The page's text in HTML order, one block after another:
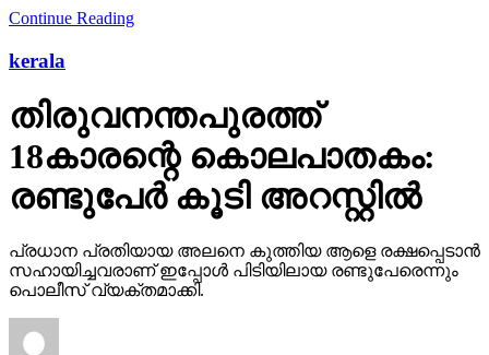
Continue Reading
kerala
തിരുവനന്തപുരത്ത്
18കാരന്റെ കൊലപാതകം:
രണ്ടുപേര്‍ കൂടി അറസ്റ്റില്‍
പ്രധാന പ്രതിയായ അലനെ കുത്തിയ ആളെ രക്ഷപ്പെടാന്‍
സഹായിച്ചവരാണ് ഇപ്പോള്‍ പിടിയിലായ രണ്ടുപേരെന്നും
പൊലീസ് വ്യക്തമാക്കി.